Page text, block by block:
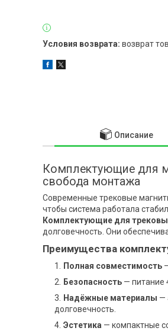
возврат
Описание
Комплектующие для
свобода монтажа
Современные трековые
чтобы система работала
Комплектующие для
долговечность. Они
Преимущества
Полная совместимость
Безопасность — питание
Надёжные материалы —
долговечность.
Эстетика — компактные